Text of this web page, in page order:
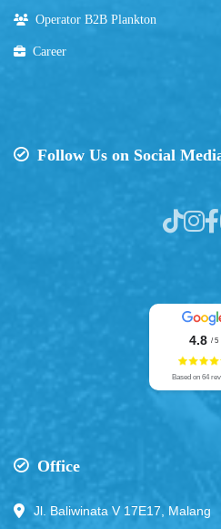
Operator B2B Plankton
Career
Follow Us on Social
4.8 / 5
Based on 64
Office
Jl. Baliwinata V 17E17, Malang